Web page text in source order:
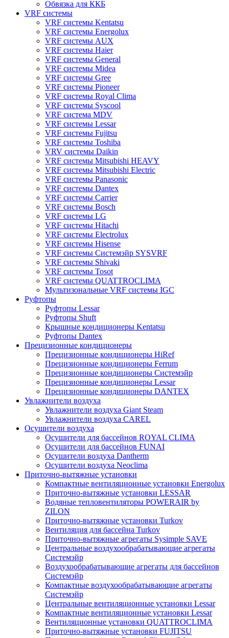
Обвязка для ККБ
VRF системы
VRF системы Kentatsu
VRF системы Energolux
VRF системы AUX
VRF системы Haier
VRF системы General
VRF системы Midea
VRF системы Gree
VRF системы Pioneer
VRF системы Royal Clima
VRF системы Syscool
VRF система MDV
VRF системы Lessar
VRF системы Fujitsu
VRF системы Toshiba
VRV системы Daikin
VRF системы Mitsubishi HEAVY
VRF системы Mitsubishi Electric
VRF системы Panasonic
VRF системы Dantex
VRF системы Carrier
VRF системы Bosch
VRF системы LG
VRF системы Hitachi
VRF системы Electrolux
VRF системы Hisense
VRF системы Системэйр SYSVRF
VRF системы Shivaki
VRF системы Tosot
VRF системы QUATTROCLIMA
Мультизональные VRF системы IGC
Руфтопы
Руфтопы Lessar
Руфтопы Shuft
Крышные кондиционеры Kentatsu
Руфтопы Dantex
Прецизионные кондиционеры
Прецизионные кондиционеры HiRef
Прецизионные кондиционеры Ferrum
Прецизионные кондиционеры Системэйр
Прецизионные кондиционеры Lessar
Прецизионные кондиционеры DANTEX
Увлажнители воздуха
Увлажнители воздуха Giant Steam
Увлажнители воздуха CAREL
Осушители воздуха
Осушители для бассейнов ROYAL CLIMA
Осушители для бассейнов FUNAI
Осушители воздуха Dantherm
Осушители воздуха Neoclima
Приточно-вытяжные установки
Компактные вентиляционные установки Energolux
Приточно-вытяжные установки LESSAR
Водяные тепловентиляторы POWERAIR by
ZILON
Приточно-вытяжные установки Turkov
Вентиляция для бассейна Turkov
Приточно-вытяжные агрегаты Sysimple SAVE
Центральные воздухообрабатывающие агрегаты
Системэйр
Воздухообрабатывающие агрегаты для бассейнов
Системэйр
Компактные воздухообрабатывающие агрегаты
Системэйр
Центральные вентиляционные установки Lessar
Компактные вентиляционные установки Lessar
Вентиляционные установки QUATTROCLIMA
Приточно-вытяжные установки FUJITSU